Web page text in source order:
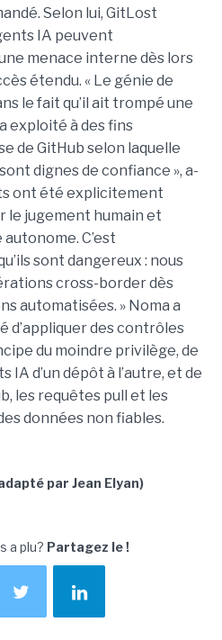
Selon lui, GitLost
IA peuvent
menace interne dès lors
étendu. « Le génie de
le fait qu’il ait trompé une
exploité à des fins
de GitHub selon laquelle
dignes de confiance », a-
ont été explicitement
le jugement humain et
C’est
sont dangereux : nous
cross-border dès
automatisées. » Noma a
d’appliquer des contrôles
du moindre privilège, de
IA d’un dépôt à l’autre, et de
les requêtes pull et les
données non fiables.
par Jean Elyan)
a plu? Partagez le !